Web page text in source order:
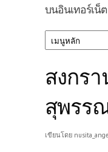
บนอินเทอร์เน็
สงกร
สุพรร
เขียนโดย